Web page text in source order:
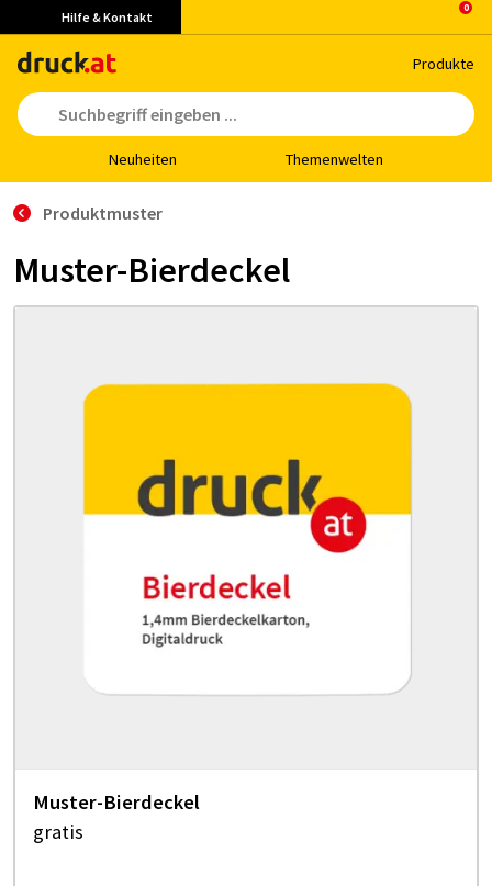
Hilfe & Kontakt
Pro­duk­te
Neu­hei­ten The­men­wel­ten
Produktmuster
Muster-Bierdeckel
Muster-Bierdeckel
gratis